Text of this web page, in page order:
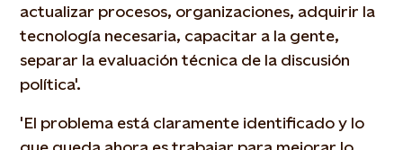
actualizar procesos, organizaciones, adquirir la
tecnología necesaria, capacitar a la gente,
separar la evaluación técnica de la discusión
política'.
'El problema está claramente identificado y lo